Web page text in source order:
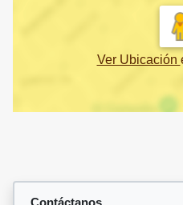
Ver Ubicación